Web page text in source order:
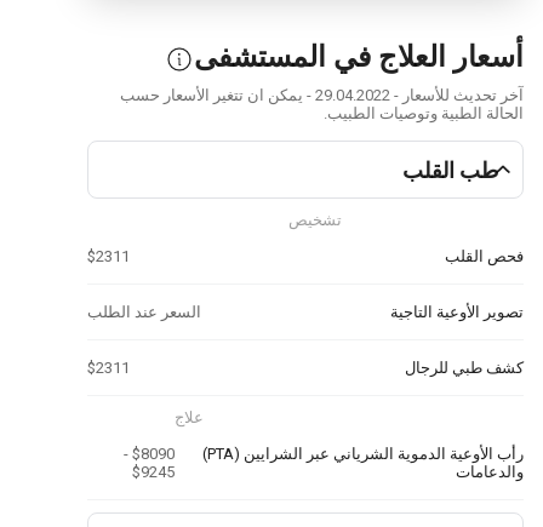
أسعار العلاج في المستشفى
آخر تحديث للأسعار - 29.04.2022 - يمكن ان تتغير الأسعار حسب
الحالة الطبية وتوصيات الطبيب.
طب القلب
تشخيص
فحص القلب
$2311
تصوير الأوعية التاجية السعر عند الطلب
كشف طبي للرجال $2311
علاج
رأب الأوعية الدموية الشرياني عبر الشرايين (PTA)
والدعامات
$8090 -
$9245